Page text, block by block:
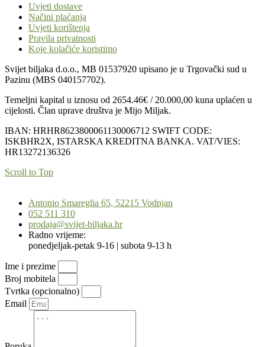
Uvjeti dostave
Načini plaćanja
Uvjeti korištenja
Pravila privatnosti
Koje kolačiće koristimo
Svijet biljaka d.o.o., MB 01537920 upisano je u Trgovački sud u
Pazinu (MBS 040157702).
Temeljni kapital u iznosu od 2654.46€ / 20.000,00 kuna uplaćen u
cijelosti. Član uprave društva je Mijo Miljak.
IBAN: HRHR8623800061130006712 SWIFT CODE:
ISKBHR2X, ISTARSKA KREDITNA BANKA. VAT/VIES:
HR13272136326
Scroll to Top
Antonio Smareglia 65, 52215 Vodnjan
052 511 310
prodaja@svijet-biljaka.hr
Radno vrijeme:
ponedjeljak-petak 9-16 | subota 9-13 h
Ime i prezime
Broj mobitela
Tvrtka (opcionalno)
Email